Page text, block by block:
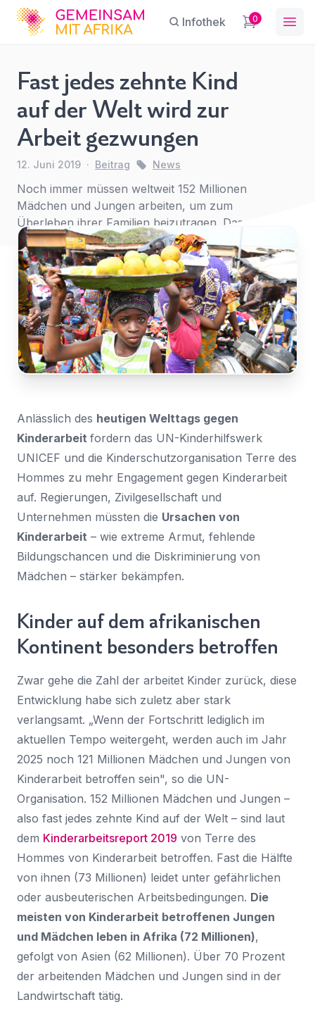
GFA Infothek 0
Fast jedes zehnte Kind
auf der Welt wird zur
Arbeit gezwungen
12. Juni 2019 · Beitrag News
Noch immer müssen weltweit 152 Millionen
Mädchen und Jungen arbeiten, um zum
Überleben ihrer Familien beizutragen. Das
geht aus einer aktuellen Studie hervor.
Anlässlich des heutigen Welttags gegen
Kinderarbeit fordern das UN-Kinderhilfswerk
UNICEF und die Kinderschutzorganisation Terre des
Hommes zu mehr Engagement gegen Kinderarbeit
auf. Regierungen, Zivilgesellschaft und
Unternehmen müssten die Ursachen von
Kinderarbeit – wie extreme Armut, fehlende
Bildungschancen und die Diskriminierung von
Mädchen – stärker bekämpfen.
Kinder auf dem afrikanischen
Kontinent besonders betroffen
Zwar gehe die Zahl der arbeitet Kinder zurück, diese
Entwicklung habe sich zuletz aber stark
verlangsamt. „Wenn der Fortschritt lediglich im
aktuellen Tempo weitergeht, werden auch im Jahr
2025 noch 121 Millionen Mädchen und Jungen von
Kinderarbeit betroffen sein", so die UN-
Organisation. 152 Millionen Mädchen und Jungen –
also fast jedes zehnte Kind auf der Welt – sind laut
dem Kinderarbeitsreport 2019 von Terre des
Hommes von Kinderarbeit betroffen. Fast die Hälfte
von ihnen (73 Millionen) leidet unter gefährlichen
oder ausbeuterischen Arbeitsbedingungen. Die
meisten von Kinderarbeit betroffenen Jungen
und Mädchen leben in Afrika (72 Millionen),
gefolgt von Asien (62 Millionen). Über 70 Prozent
der arbeitenden Mädchen und Jungen sind in der
Landwirtschaft tätig.
Sie haben eine Frage?
Betreff*
Nachricht
Bestätigen*
Ich habe dieDatenschutzerklärunggelesen und
stimme ihr zu.
Fast jedes
zehnte
Kind auf
der Welt
wird zur
Arbeit
gezwungen
News
Für
den
Zugriff
Ein Konto erstellen
Last Name *
E-Mail-Adresse*
Land *
Wählen Sie Ihr Land...
Wählen Sie Ihr Bundesland...
Ihre persönlichen Daten werden verwendet, um Ihr
Erlebnis auf dieser Website zu unterstützen. Wie und
warum wir Ihre persönlichen Daten verwenden, können
Sie in unserer Datenschutzerklärungnachlesen.
Registrieren
Ein Link zum Erstellen eines neuen Passwort wird an deine
E-Mail-Adresse gesendet.
Hier klicken um sich anzumelden
Abonnieren Sie unseren Newsletter
regelmäßige Updates.